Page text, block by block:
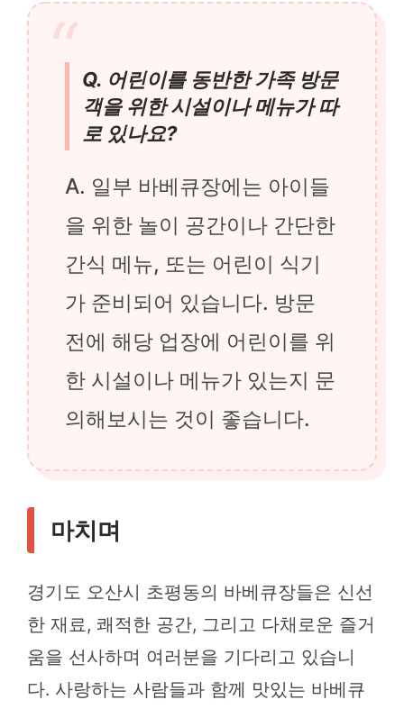
Q. 어린이를 동반한 가족 방문
객을 위한 시설이나 메뉴가 따
로 있나요?
A. 일부 바베큐장에는 아이들
을 위한 놀이 공간이나 간단한
간식 메뉴, 또는 어린이 식기
가 준비되어 있습니다. 방문
전에 해당 업장에 어린이를 위
한 시설이나 메뉴가 있는지 문
의해보시는 것이 좋습니다.
마치며
경기도 오산시 초평동의 바베큐장들은 신선
한 재료, 쾌적한 공간, 그리고 다채로운 즐거
움을 선사하며 여러분을 기다리고 있습니
다. 사랑하는 사람들과 함께 맛있는 바베큐